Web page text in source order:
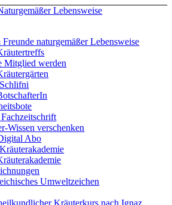
Freunde naturgemäßer Lebensweise
Mitglied werden
Wissen verschenken
Abo
Umweltzeichen
Kräuterkurs nach Ignaz